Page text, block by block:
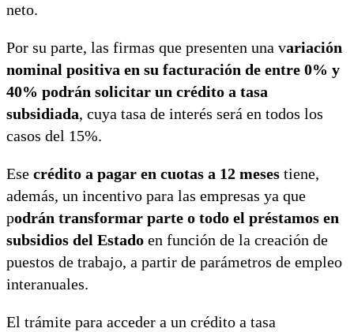
neto.
Por su parte, las firmas que presenten una variación
nominal positiva en su facturación de entre 0% y
40% podrán solicitar un crédito a tasa
subsidiada, cuya tasa de interés será en todos los
casos del 15%.
Ese crédito a pagar en cuotas a 12 meses tiene,
además, un incentivo para las empresas ya que
podrán transformar parte o todo el préstamos en
subsidios del Estado en función de la creación de
puestos de trabajo, a partir de parámetros de empleo
interanuales.
El trámite para acceder a un crédito a tasa